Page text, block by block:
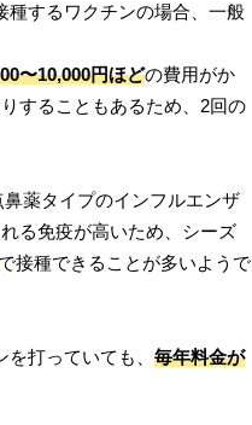
種するワクチンの場合、一般
〜10,000円ほどの費用がか
することもあるため、2回の
薬タイプのインフルエンザ
る免疫が高いため、シーズ
で接種できることが多いようで
打っていても、 毎年料金が